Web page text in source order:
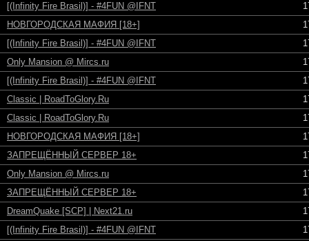
[(Infinity Fire Brasil)] - #4FUN @IFNT
НОВГОРОДСКАЯ МАФИЯ [18+]
[(Infinity Fire Brasil)] - #4FUN @IFNT
Only Mansion @ Mircs.ru
[(Infinity Fire Brasil)] - #4FUN @IFNT
Classic | RoadToGlory.Ru
Classic | RoadToGlory.Ru
НОВГОРОДСКАЯ МАФИЯ [18+]
ЗАПРЕЩЁННЫЙ СЕРВЕР 18+
Only Mansion @ Mircs.ru
ЗАПРЕЩЁННЫЙ СЕРВЕР 18+
DreamQuake [SCP] | Next21.ru
[(Infinity Fire Brasil)] - #4FUN @IFNT